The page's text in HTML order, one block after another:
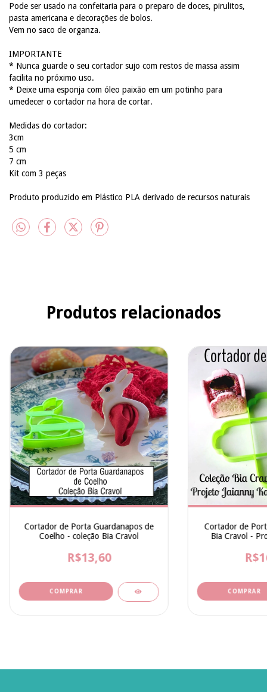
Pode ser usado na confeitaria para o preparo de doces, pirulitos,
pasta americana e decorações de bolos.
Vem no saco de organza.
IMPORTANTE
* Nunca guarde o seu cortador sujo com restos de massa assim
facilita no próximo uso.
* Deixe uma esponja com óleo paixão em um potinho para
umedecer o cortador na hora de cortar.
Medidas do cortador:
3cm
5 cm
7 cm
Kit com 3 peças
Produto produzido em Plástico PLA derivado de recursos naturais
Produtos relacionados
Cortador de Porta Guardanapos de
Coelho - coleção Bia Cravol
R$13,60
Cortador de
Bia Cravol -